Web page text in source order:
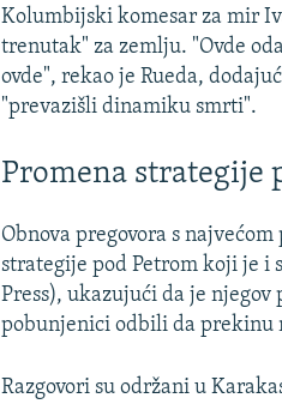
Kolumbijski komesar za mir
trenutak" za zemlju. "Ovde
ovde", rekao je Rueda,
"prevazišli dinamiku smrti".
Promena strategije
Obnova pregovora s
strategije pod Petrom koji je i
Press), ukazujući da je
pobunjenici odbili da prekinu
Razgovori su održani u